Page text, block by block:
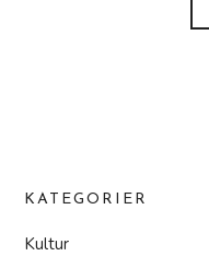
KATEGORIER
Kultur